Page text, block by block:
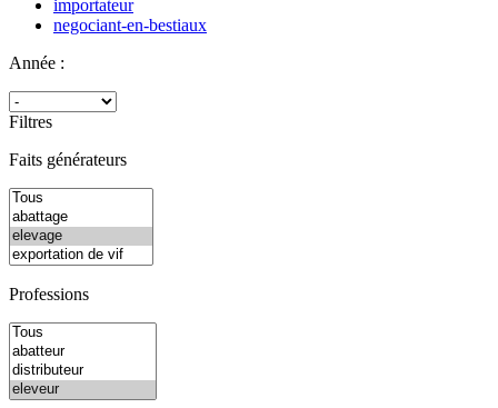
importateur
negociant-en-bestiaux
Année :
Filtres
Faits générateurs
Professions